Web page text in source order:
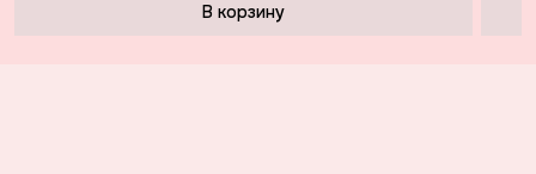
В корзину